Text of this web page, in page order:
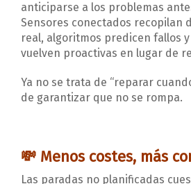
anticiparse a los problemas
Sensores conectados recopilan
real, algoritmos predicen fallos
vuelven proactivas en lugar de
Ya no se trata de “reparar
de garantizar que no se rompa.
💸 Menos costes, más
Las paradas no planificadas